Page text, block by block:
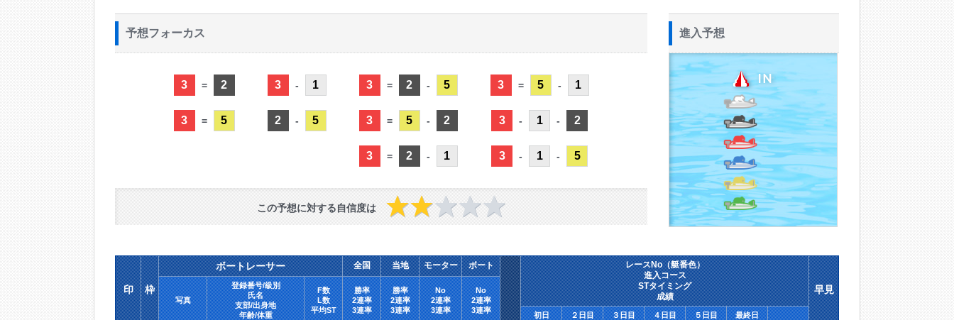
予想フォーカス
3 = 2
3 = 5
3 - 1
2 - 5
3 = 2 - 5
3 = 5 - 2
3 = 2 - 1
3 = 5 - 1
3 - 1 - 2
3 - 1 - 5
この予想に対する自信度は
進入予想
印 枠
ボートレーサー 全国 当地 モーター ボート
レースNo（艇番色）
進入コース
STタイミング
成績
早見
写真
登録番号/級別
氏名
支部/出身地
年齢/体重
F数
L数
平均ST
勝率
2連率
3連率
勝率
2連率
3連率
No
2連率
3連率
No
2連率
3連率
初日 ２日目 ３日目 ４日目 ５日目 最終日